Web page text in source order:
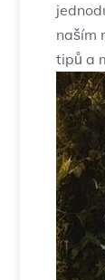
naším
tipů a⁣